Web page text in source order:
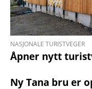
NASJONALE TURISTVEGER
Åpner nytt
Ny Tana bru er